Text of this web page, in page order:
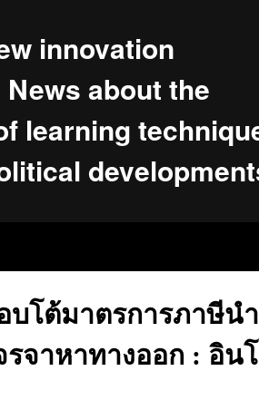
innovation
about the
learning
โต้มาตรการภาษีน
รจาหาทางออก : อิน